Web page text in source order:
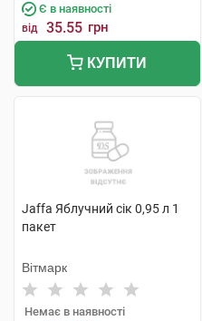
Є в наявності
від 35.55 грн
КУПИТИ
Jaffa Яблучний сік 0,95 л 1
пакет
Вітмарк
Немає в наявності